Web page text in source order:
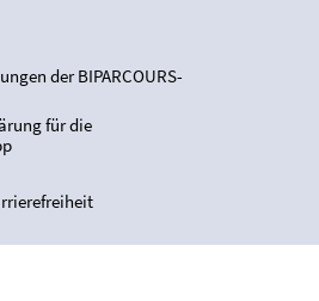
der BIPARCOURS-
für die